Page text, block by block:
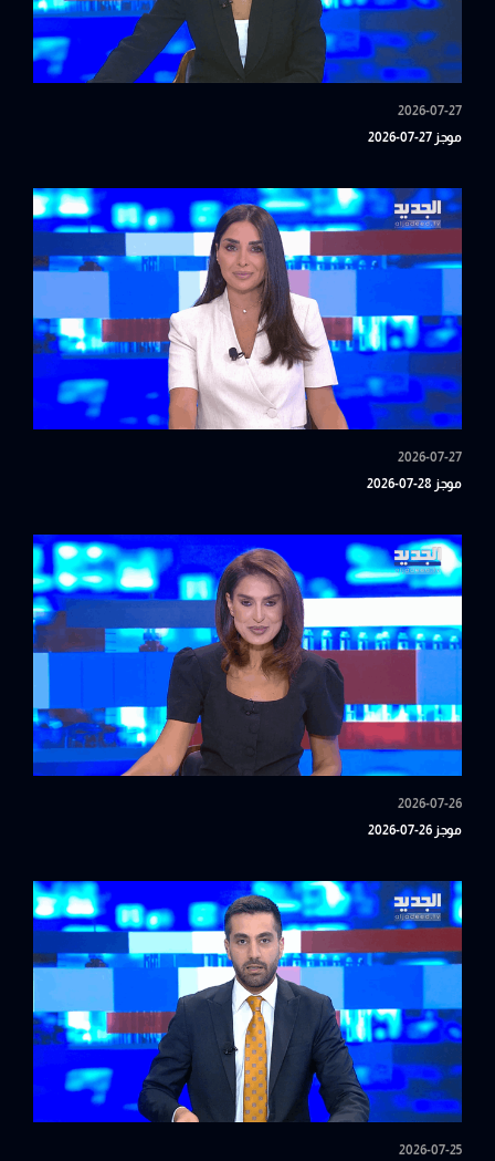
2026-07-27
موجز 27-07-2026
2026-07-27
موجز 28-07-2026
2026-07-26
موجز 26-07-2026
2026-07-25